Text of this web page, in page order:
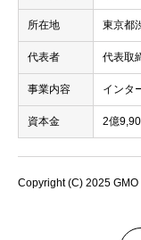
所在地 東京都
代表者 代表取
事業内容 インタ
資本金 2億
Copyright (C) 2025 GMO